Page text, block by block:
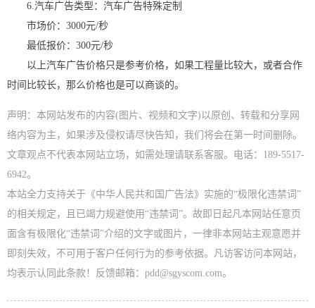
6.汽车广告类型：汽车广告特殊定制
市场价：3000元/秒
最低报价：300元/秒
以上汽车广告价格只是参考价格，如果工程量比较大，或者合作
时间比较长，那么价格也是可以商谈的。
声明：本网站发布的内容(图片、视频和文字)以原创、转载和分享网
络内容为主，如果涉及侵权请尽快告知，我们将会在第一时间删除。
文章观点不代表本网站立场，如需处理请联系客服。电话：189-5517-
6942。
本站全力支持关于《中华人民共和国广告法》实施的“极限化违禁词”
的相关规定，且已竭力规避使用“违禁词”。故即日起凡本网站任意页
面含有极限化“违禁词”介绍的文字或图片，一律非本网站主观意愿并
即刻失效，不可用于客户任何行为的参考依据。凡访客访问本网站，
均表示认同此条款！反馈邮箱：pdd@sgyscom.com。